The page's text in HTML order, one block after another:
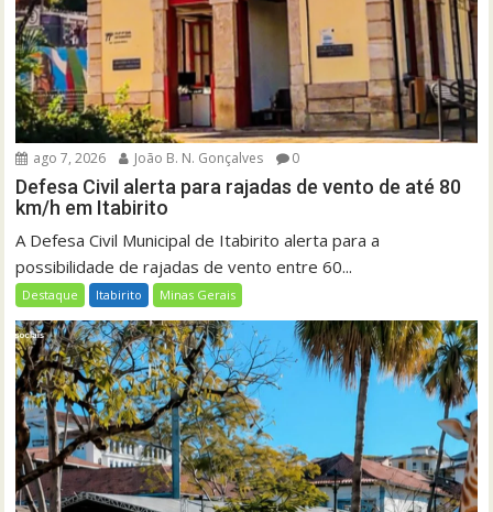
ago 7, 2026 João B. N. Gonçalves 0
Defesa Civil alerta para rajadas de vento de até 80
km/h em Itabirito
A Defesa Civil Municipal de Itabirito alerta para a
possibilidade de rajadas de vento entre 60...
Destaque Itabirito Minas Gerais